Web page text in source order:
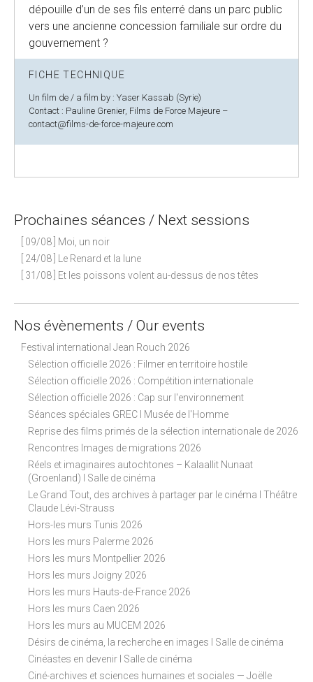
dépouille d’un de ses fils enterré dans un parc public
vers une ancienne concession familiale sur ordre du
gouvernement ?
FICHE TECHNIQUE
Un film de / a film by : Yaser Kassab (Syrie)
Contact : Pauline Grenier, Films de Force Majeure –
contact@films-de-force-majeure.com
Prochaines séances / Next sessions
[ 09/08 ] Moi, un noir
[ 24/08 ] Le Renard et la lune
[ 31/08 ] Et les poissons volent au-dessus de nos têtes
Nos évènements / Our events
Festival international Jean Rouch 2026
Sélection officielle 2026 : Filmer en territoire hostile
Sélection officielle 2026 : Compétition internationale
Sélection officielle 2026 : Cap sur l'environnement
Séances spéciales GREC I Musée de l'Homme
Reprise des films primés de la sélection internationale de 2026
Rencontres Images de migrations 2026
Réels et imaginaires autochtones – Kalaallit Nunaat
(Groenland) I Salle de cinéma
Le Grand Tout, des archives à partager par le cinéma I Théâtre
Claude Lévi-Strauss
Hors-les murs Tunis 2026
Hors les murs Palerme 2026
Hors les murs Montpellier 2026
Hors les murs Joigny 2026
Hors les murs Hauts-de-France 2026
Hors les murs Caen 2026
Hors les murs au MUCEM 2026
Désirs de cinéma, la recherche en images I Salle de cinéma
Cinéastes en devenir I Salle de cinéma
Ciné-archives et sciences humaines et sociales — Joëlle